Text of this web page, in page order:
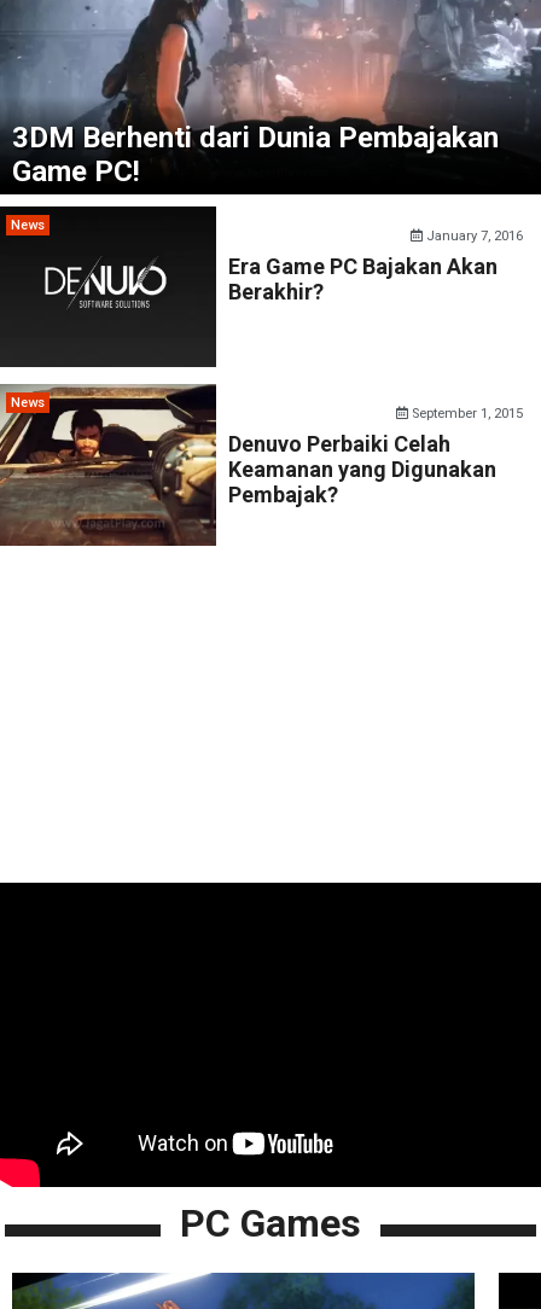
3DM Berhenti dari Dunia Pembajakan
Game PC!
News
January 7, 2016
Era Game PC Bajakan Akan
Berakhir?
News
September 1, 2015
Denuvo Perbaiki Celah
Keamanan yang Digunakan
Pembajak?
PC Games